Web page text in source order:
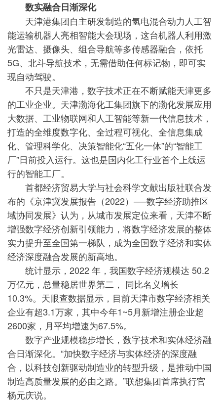
数实融合日渐深化
天津港集团自主研发制造的氢电混合动力人工智
能运输机器人亮相智能大会现场，这台机器人利用激
光雷达、摄像头、组合导航等多传感器融合，依托
5G、北斗导航技术，无需借助任何标记物，即可实
现自动驾驶。
不只是天津港，数字技术正在不断赋能天津更多
的工业企业。天津渤海化工集团旗下的渤化发展应用
大数据、工业物联网和人工智能等新一代信息技术，
打造的全维度数字化、全过程可视化、全信息集成
化、管理科学化、决策智能化“五化一体”的“智能工
厂”日前投入运行。这也是国内化工行业首个上线运
行的智能工厂。
首都经济贸易大学与社会科学文献出版社联合发
布的《京津冀发展报告（2022）──数字经济助推区
域协同发展》认为，从城市发展定位来看，天津不断
增强数字经济创新引领能力，将数字经济发展的整体
实力提升至全国第一梯队，成为全国数字经济和实体
经济深度融合发展的新高地。
统计显示，2022 年，我国数字经济规模达 50.2
万亿元，总量稳居世界第二， 同比名义增长
10.3%。天眼查数据显示，目前天津市数字经济相关
企业有超3.1万家，其中今年1~5月新增注册企业超
2600家，月平均增速为67.5%。
数字产业规模稳步增长，数字技术和实体经济融
合日渐深化。“加快数字经济与实体经济的深度融
合，以科技创新驱动制造业的转型升级，是推动中国
制造高质量发展的必由之路。”联想集团首席执行官
杨元庆说。